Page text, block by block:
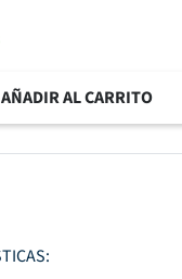
AÑADIR AL CARRITO